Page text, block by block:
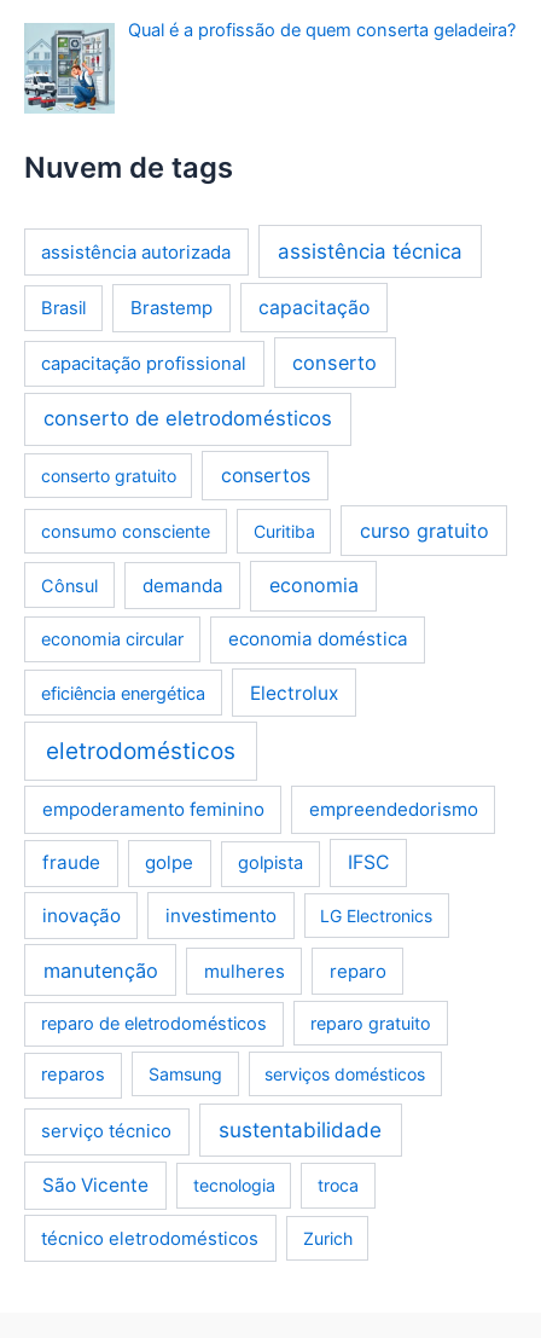
Qual é a profissão de quem conserta geladeira?
Nuvem de tags
assistência autorizada assistência técnica
Brasil Brastemp capacitação
capacitação profissional conserto
conserto de eletrodomésticos
conserto gratuito consertos
consumo consciente Curitiba curso gratuito
Cônsul demanda economia
economia circular economia doméstica
eficiência energética Electrolux
eletrodomésticos
empoderamento feminino empreendedorismo
fraude golpe golpista IFSC
inovação investimento LG Electronics
manutenção mulheres reparo
reparo de eletrodomésticos reparo gratuito
reparos Samsung serviços domésticos
serviço técnico sustentabilidade
São Vicente tecnologia troca
técnico eletrodomésticos Zurich